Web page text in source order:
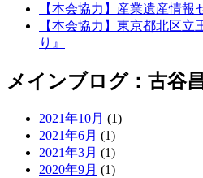
【本会協力】産業遺産情
【本会協力】東京都北区立
り』
メインブログ：古谷
2021年10月 (1)
2021年6月 (1)
2021年3月 (1)
2020年9月 (1)